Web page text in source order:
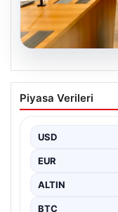
Organize
İçişleri
Piyasa Verileri
USD
EUR
ALTIN
BTC